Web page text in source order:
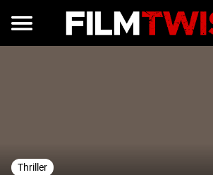
Thriller